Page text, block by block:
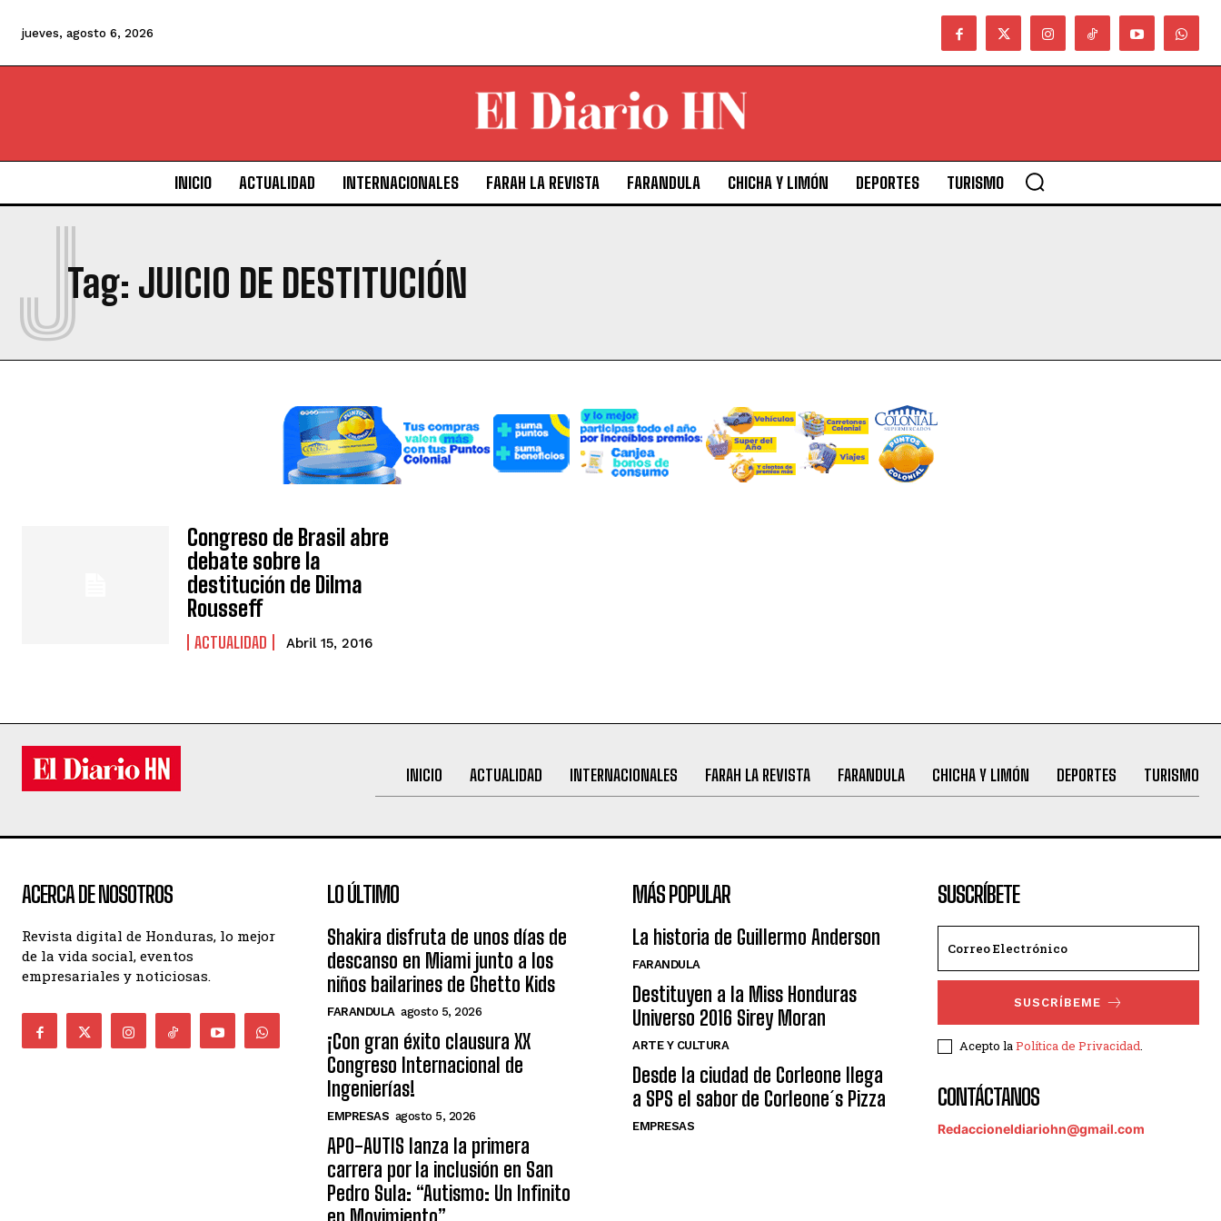
jueves, agosto 6, 2026
INICIO ACTUALIDAD INTERNACIONALES FARAH LA REVISTA FARANDULA CHICHA Y LIMÓN DEPORTES TURISMO
Tag: JUICIO DE DESTITUCIÓN
J
Congreso de Brasil abre
debate sobre la
destitución de Dilma
Rousseff
ACTUALIDAD Abril 15, 2016
INICIO ACTUALIDAD INTERNACIONALES FARAH LA REVISTA FARANDULA CHICHA Y LIMÓN DEPORTES TURISMO
ACERCA DE NOSOTROS
Revista digital de Honduras, lo mejor
de la vida social, eventos
empresariales y noticiosas.
LO ÚLTIMO
Shakira disfruta de unos días de
descanso en Miami junto a los
niños bailarines de Ghetto Kids
FARANDULA agosto 5, 2026
¡Con gran éxito clausura XX
Congreso Internacional de
Ingenierías!
EMPRESAS agosto 5, 2026
APO-AUTIS lanza la primera
carrera por la inclusión en San
Pedro Sula: “Autismo: Un Infinito
MÁS POPULAR
La historia de Guillermo Anderson
FARANDULA
Destituyen a la Miss Honduras
Universo 2016 Sirey Moran
ARTE Y CULTURA
Desde la ciudad de Corleone llega
a SPS el sabor de Corleone´s Pizza
EMPRESAS
SUSCRÍBETE
SUSCRÍBEME
Acepto laPolítica de Privacidad.
CONTÁCTANOS
Redaccioneldiariohn@gmail.com